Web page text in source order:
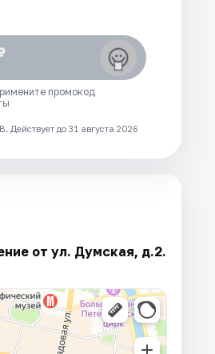
промокод
Действует до 31 августа 2026
от ул. Думская, д.2.